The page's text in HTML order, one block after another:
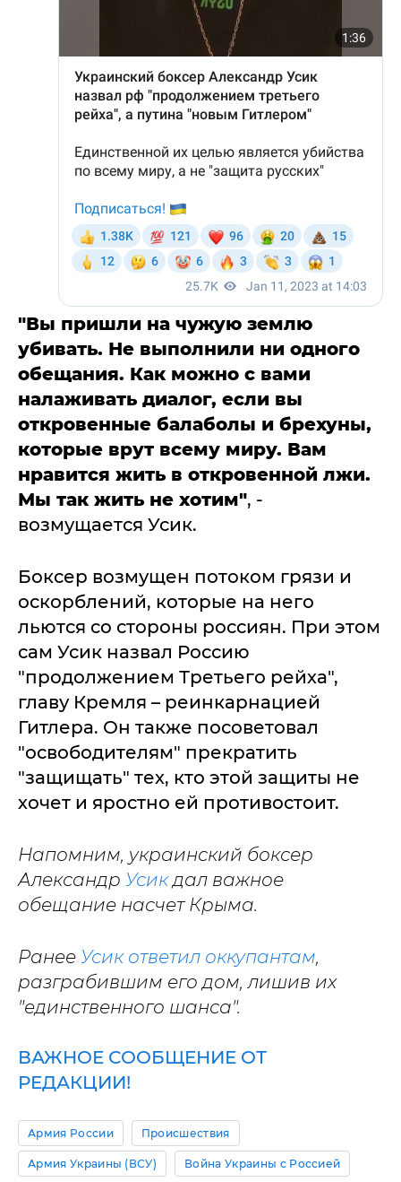
"Вы пришли на чужую землю
убивать. Не выполнили ни одного
обещания. Как можно с вами
налаживать диалог, если вы
откровенные балаболы и брехуны,
которые врут всему миру. Вам
нравится жить в откровенной лжи.
Мы так жить не хотим", -
возмущается Усик.
Боксер возмущен потоком грязи и
оскорблений, которые на него
льются со стороны россиян. При этом
сам Усик назвал Россию
"продолжением Третьего рейха",
главу Кремля – реинкарнацией
Гитлера. Он также посоветовал
"освободителям" прекратить
"защищать" тех, кто этой защиты не
хочет и яростно ей противостоит.
Напомним, украинский боксер
Александр Усикдал важное
обещание насчет Крыма.
Ранее Усик ответил оккупантам,
разграбившим его дом, лишив их
"единственного шанса".
ВАЖНОЕ СООБЩЕНИЕ ОТ
РЕДАКЦИИ!
Армия России Происшествия
Армия Украины (ВСУ) Война Украины с Россией